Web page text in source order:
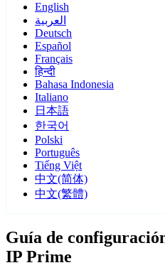
English
العربية
Deutsch
Español
Français
हिन्दी
Bahasa Indonesia
Italiano
日本語
한국어
Polski
Português
Tiếng Việt
中文(简体)
中文(繁體)
Guía de
IP Prime